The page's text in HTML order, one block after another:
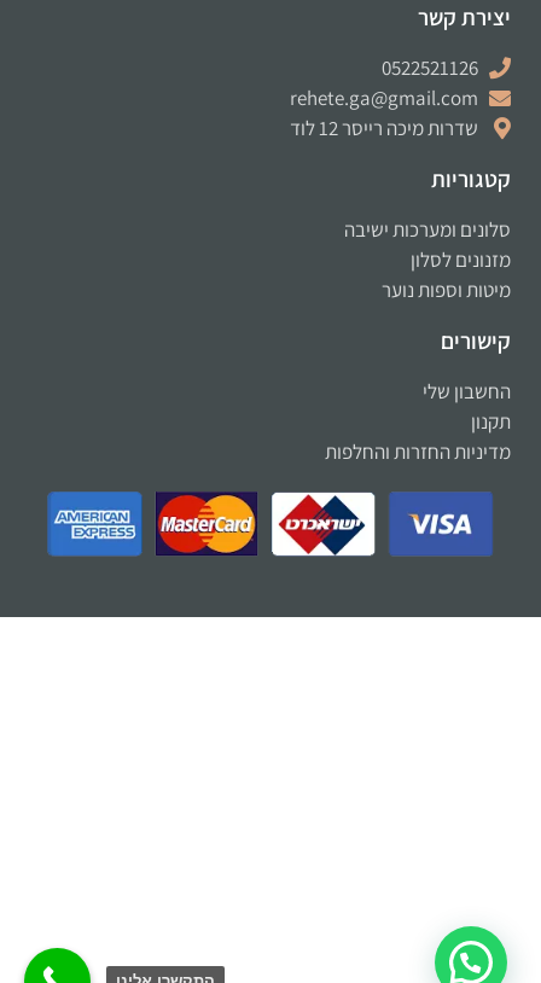
יצירת קשר
0522521126
rehete.ga@gmail.com
שדרות מיכה רייסר 12 לוד
קטגוריות
סלונים ומערכות ישיבה
מזנונים לסלון
מיטות וספות נוער
קישורים
החשבון שלי
תקנון
מדיניות החזרות והחלפות